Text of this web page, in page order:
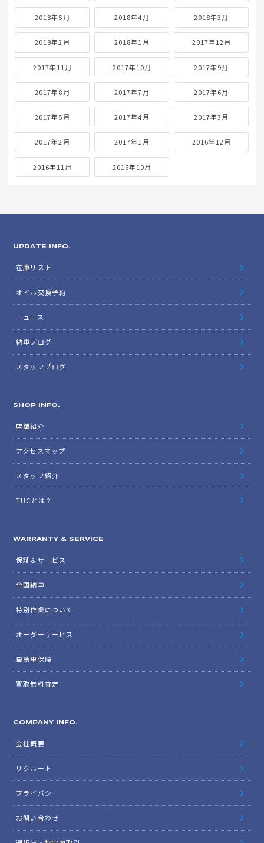
2018年5月 2018年4月 2018年3月
2018年2月 2018年1月 2017年12月
2017年11月 2017年10月 2017年9月
2017年8月 2017年7月 2017年6月
2017年5月 2017年4月 2017年3月
2017年2月 2017年1月 2016年12月
2016年11月 2016年10月
UPDATE INFO.
在庫リスト
オイル交換予約
ニュース
納車ブログ
スタッフブログ
SHOP INFO.
店舗紹介
アクセスマップ
スタッフ紹介
TUCとは？
WARRANTY & SERVICE
保証＆サービス
全国納車
特別作業について
オーダーサービス
自動車保険
買取無料査定
COMPANY INFO.
会社概要
リクルート
プライバシー
お問い合わせ